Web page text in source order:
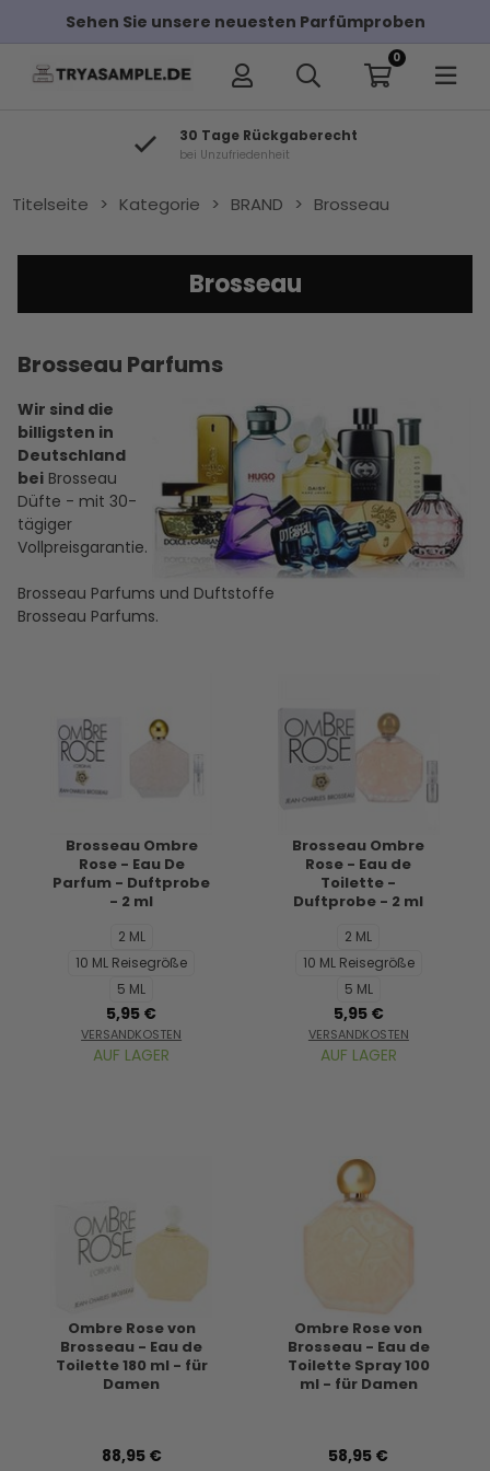
Sehen Sie unsere neuesten Parfümproben
0
30 Tage Rückgaberecht
bei Unzufriedenheit
Titelseite > Kategorie > BRAND > Brosseau
Brosseau
Brosseau Parfums
Wir sind die
billigsten in
Deutschland
bei Brosseau
Düfte - mit 30-
tägiger
Vollpreisgarantie.
Brosseau Parfums und Duftstoffe
Brosseau Parfums.
Brosseau Ombre
Rose - Eau De
Parfum - Duftprobe
- 2 ml
2 ML
10 ML Reisegröße
5 ML
5,95 €
VERSANDKOSTEN
AUF LAGER
Brosseau Ombre
Rose - Eau de
Toilette -
Duftprobe - 2 ml
2 ML
10 ML Reisegröße
5 ML
5,95 €
VERSANDKOSTEN
AUF LAGER
Ombre Rose von
Brosseau - Eau de
Toilette 180 ml - für
Damen
88,95 €
Ombre Rose von
Brosseau - Eau de
Toilette Spray 100
ml - für Damen
58,95 €